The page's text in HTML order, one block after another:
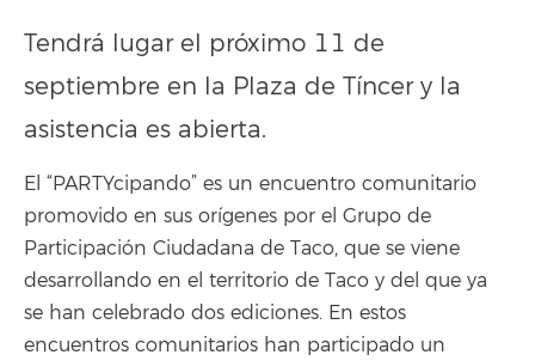
Tendrá lugar el próximo 11 de
septiembre en la Plaza de Tíncer y la
asistencia es abierta.
El “PARTYcipando” es un encuentro comunitario
promovido en sus orígenes por el Grupo de
Participación Ciudadana de Taco, que se viene
desarrollando en el territorio de Taco y del que ya
se han celebrado dos ediciones. En estos
encuentros comunitarios han participado un